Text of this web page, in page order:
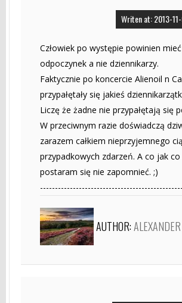
Writen at: 2013-
Człowiek po występie powinien mieć
odpoczynek a nie dziennikarzy.
Faktycznie po koncercie Alienoil n
przypałętały się jakieś
Liczę że żadne nie przypałętają się
W przeciwnym razie doświadczą
zarazem całkiem nieprzyjemnego
przypadkowych zdarzeń. A co jak
postaram się nie zapomnieć. ;)
------------------------------------------------
AUTHOR:ALEXANDER